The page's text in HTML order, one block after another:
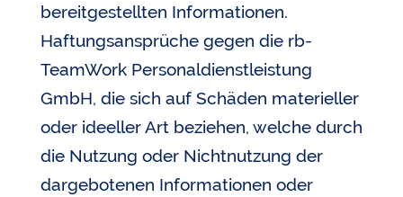
bereitgestellten Informationen.
Haftungsansprüche gegen die rb-
TeamWork Personaldienstleistung
GmbH, die sich auf Schäden materieller
oder ideeller Art beziehen, welche durch
die Nutzung oder Nichtnutzung der
dargebotenen Informationen oder